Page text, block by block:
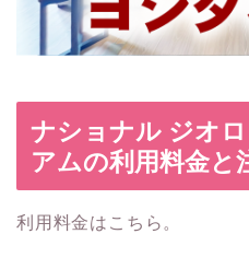
ナショナル ジオ
アムの利用料金と
利用料金はこちら。